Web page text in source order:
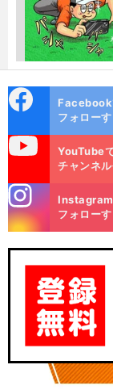
ok
フォロー
YouTube
チャンネ
m
フォロー